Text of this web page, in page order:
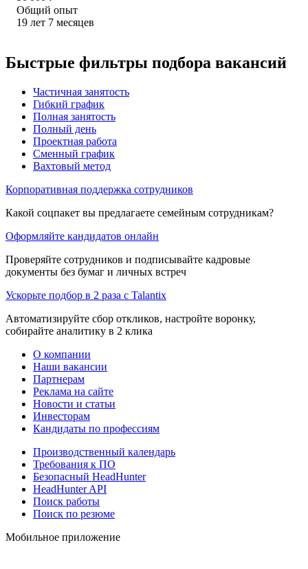
Общий опыт
19 лет 7 месяцев
Быстрые фильтры подбора вакансий
Частичная занятость
Гибкий график
Полная занятость
Полный день
Проектная работа
Сменный график
Вахтовый метод
Корпоративная поддержка сотрудников
Какой соцпакет вы предлагаете семейным сотрудникам?
Оформляйте кандидатов онлайн
Проверяйте сотрудников и подписывайте кадровые
документы без бумаг и личных встреч
Ускорьте подбор в 2 раза с Talantix
Автоматизируйте сбор откликов, настройте воронку,
собирайте аналитику в 2 клика
О компании
Наши вакансии
Партнерам
Реклама на сайте
Новости и статьи
Инвесторам
Кандидаты по профессиям
Производственный календарь
Требования к ПО
Безопасный HeadHunter
HeadHunter API
Поиск работы
Поиск по резюме
Мобильное приложение